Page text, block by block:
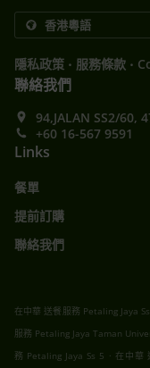
隱私政策 . 服務條款 .
聯絡我們
94,JALAN SS2/60,
+60 16-567 9591
Links
餐單
提前訂購
聯絡我們
在中華 送餐服務 Petaling Jaya
服務 Petaling Jaya Taman
務 Petaling Jaya Ss 5 . 在中華